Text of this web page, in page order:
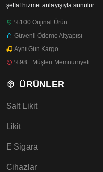
şeffaf hizmet anlayışıyla sunulur.
%100 Orijinal Ürün
Güvenli Ödeme Altyapısı
Aynı Gün Kargo
%98+ Müşteri Memnuniyeti
ÜRÜNLER
Salt Likit
Likit
E Sigara
Cihazlar